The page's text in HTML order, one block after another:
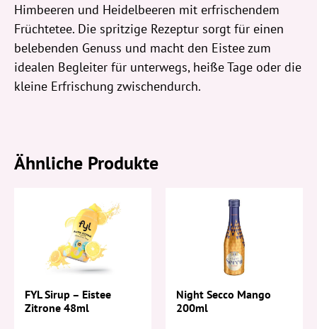
Himbeeren und Heidelbeeren mit erfrischendem
Früchtetee. Die spritzige Rezeptur sorgt für einen
belebenden Genuss und macht den Eistee zum
idealen Begleiter für unterwegs, heiße Tage oder die
kleine Erfrischung zwischendurch.
Ähnliche Produkte
FYL Sirup – Eistee
Zitrone 48ml
Night Secco Mango
200ml